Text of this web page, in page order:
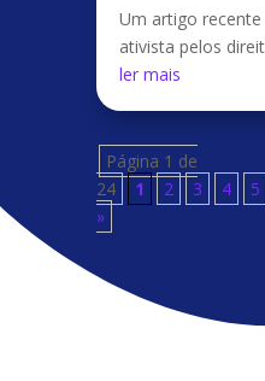
Um artigo
ativista pelos
ler mais
Página 1 de
24
1 2 3 4 5
»